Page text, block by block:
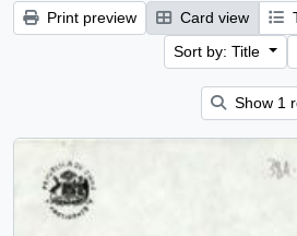
Print preview Card view
Sort by: Title
Show 1